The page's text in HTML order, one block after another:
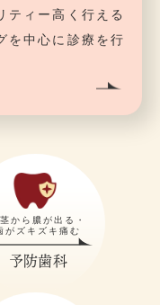
ティー高く行える
を中心に診療を行
から膿が出る・
がズキズキ痛む
予防歯科